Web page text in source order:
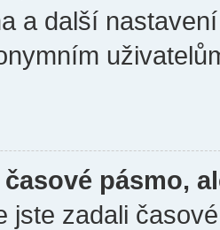
a další
pásmo,
jste zadali